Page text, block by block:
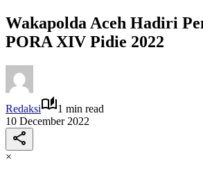
Wakapolda Aceh Hadiri
PORA XIV Pidie 2022
Redaksi
1 min read
10 December 2022
×